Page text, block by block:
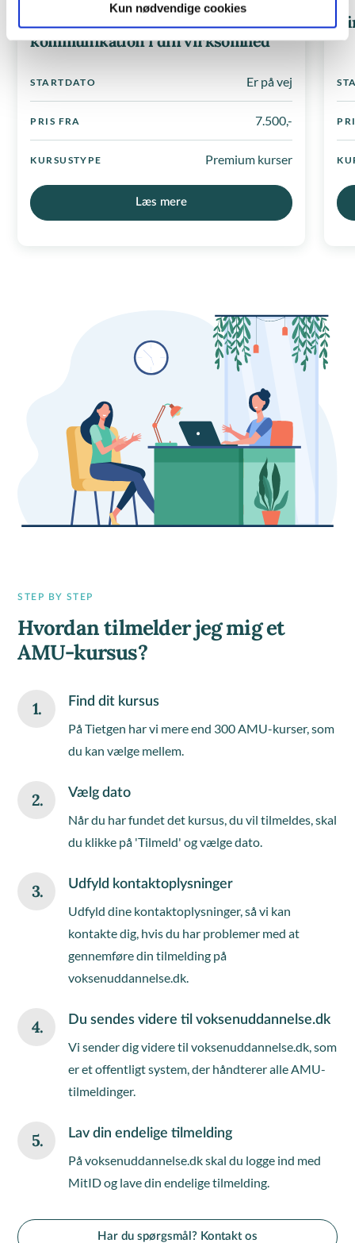
Kun nødvendige cookies
Brug AI til markedsføring &
kommunikation i din virksomhed
STARTDATO Er på vej
PRIS FRA 7.500,-
KURSUSTYPE Premium kurser
Læs mere
STEP BY STEP
Hvordan tilmelder jeg mig et
AMU-kursus?
1. Find dit kursus
På Tietgen har vi mere end 300 AMU-kurser, som
du kan vælge mellem.
2. Vælg dato
Når du har fundet det kursus, du vil tilmeldes, skal
du klikke på 'Tilmeld' og vælge dato.
3. Udfyld kontaktoplysninger
Udfyld dine kontaktoplysninger, så vi kan
kontakte dig, hvis du har problemer med at
gennemføre din tilmelding på
voksenuddannelse.dk.
4. Du sendes videre til voksenuddannelse.dk
Vi sender dig videre til voksenuddannelse.dk, som
er et offentligt system, der håndterer alle AMU-
tilmeldinger.
5. Lav din endelige tilmelding
På voksenuddannelse.dk skal du logge ind med
MitID og lave din endelige tilmelding.
Har du spørgsmål? Kontakt os